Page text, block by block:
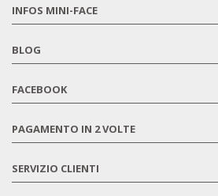
INFOS MINI-FACE
BLOG
FACEBOOK
PAGAMENTO IN 2 VOLTE
SERVIZIO CLIENTI